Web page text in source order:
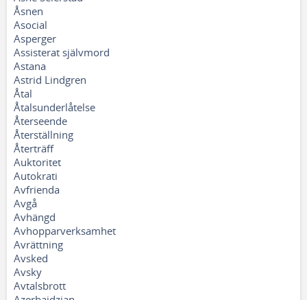
Åsnen
Asocial
Asperger
Assisterat självmord
Astana
Astrid Lindgren
Åtal
Åtalsunderlåtelse
Återseende
Återställning
Återträff
Auktoritet
Autokrati
Avfrienda
Avgå
Avhängd
Avhopparverksamhet
Avrättning
Avsked
Avsky
Avtalsbrott